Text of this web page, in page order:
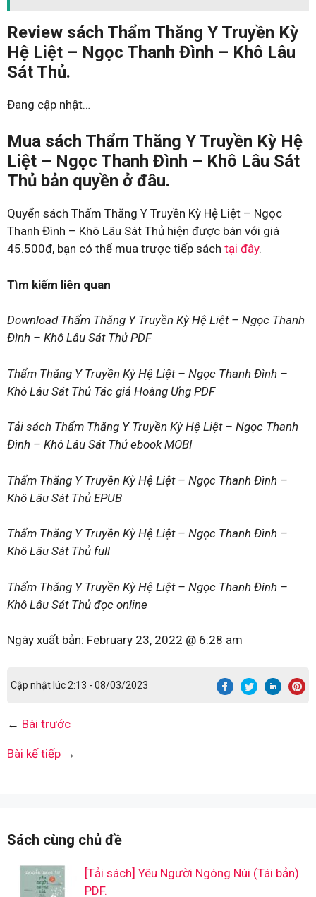
Review sách Thẩm Thăng Y Truyền Kỳ
Hệ Liệt – Ngọc Thanh Đình – Khô Lâu
Sát Thủ.
Đang cập nhật…
Mua sách Thẩm Thăng Y Truyền Kỳ Hệ
Liệt – Ngọc Thanh Đình – Khô Lâu Sát
Thủ bản quyền ở đâu.
Quyển sách Thẩm Thăng Y Truyền Kỳ Hệ Liệt – Ngọc
Thanh Đình – Khô Lâu Sát Thủ hiện được bán với giá
45.500đ, bạn có thể mua trược tiếp sách tại đây.
Tìm kiếm liên quan
Download Thẩm Thăng Y Truyền Kỳ Hệ Liệt – Ngọc Thanh
Đình – Khô Lâu Sát Thủ PDF
Thẩm Thăng Y Truyền Kỳ Hệ Liệt – Ngọc Thanh Đình –
Khô Lâu Sát Thủ Tác giả Hoàng Ưng PDF
Tải sách Thẩm Thăng Y Truyền Kỳ Hệ Liệt – Ngọc Thanh
Đình – Khô Lâu Sát Thủ ebook MOBI
Thẩm Thăng Y Truyền Kỳ Hệ Liệt – Ngọc Thanh Đình –
Khô Lâu Sát Thủ EPUB
Thẩm Thăng Y Truyền Kỳ Hệ Liệt – Ngọc Thanh Đình –
Khô Lâu Sát Thủ full
Thẩm Thăng Y Truyền Kỳ Hệ Liệt – Ngọc Thanh Đình –
Khô Lâu Sát Thủ đọc online
Ngày xuất bản: February 23, 2022 @ 6:28 am
Cập nhật lúc 2:13 - 08/03/2023
← Bài trước
Bài kế tiếp →
Sách cùng chủ đề
[Tải sách] Yêu Người Ngóng Núi (Tái bản)
PDF.